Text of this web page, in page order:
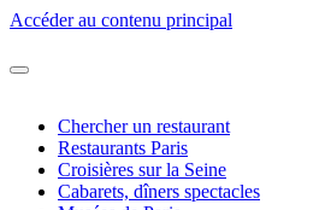
Accéder au contenu principal
Chercher un restaurant
Restaurants Paris
Croisières sur la Seine
Cabarets, dîners spectacles